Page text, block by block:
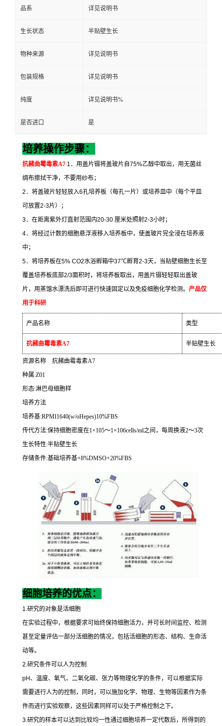
品系 详见说明书
生长状态 半贴壁生长
物种来源 详见说明书
包装规格 详见说明书
纯度 详见说明书%
是否进口 是
培养操作步骤：
抗赭曲霉毒素A7 1 ．用盖片镊将盖玻片自75%乙醇中取出，用无菌丝
绸布擦拭干净，不要用纱布；
2 ．将盖玻片轻轻放入6孔培养板（每孔一片）或培养皿中（每个平皿
可放置2-3片）；
3．在距离紫外灯直射范围内20-30 厘米处照射2-3小时；
4．将经过计数的细胞悬浮液移入培养板中，使盖玻片完全浸在培养液
中；
5．将培养板在5% CO2水浴孵箱中37℃孵育2-3天，当贴壁细胞生长至
覆盖培养板底部2/3面积时，将培养板取出，用盖片镊轻轻取出盖玻
片，用蒸馏水漂洗后即可进行快速固定以及免疫细胞化学检测。 产品仅
用于科研
产品名称 类型
抗赭曲霉毒素A7 半贴壁生长
资源名称 抗赭曲霉毒素A7
种属:Z01
形态:淋巴母细胞样
培养方法
培养基:RPMI1640(w/oHepes)10%FBS
传代方法:保持细胞密度在1×105～1×106cells/ml之间，每周换液2～3次
生长特性:半贴壁生长
存储条件:基础培养基+8%DMSO+20%FBS
细胞培养的优点：
1.研究的对象是活细胞
在实验过程中，根据要求可始终保持细胞活力，并可长时间监控、检测
甚至定量评估一部分活细胞的情况，包括活细胞的形态、结构、生命活
动等。
2.研究条件可以人为控制
pH、温度、氧气、二氧化碳、张力等物理化学的条件，可以根据实际
需要进行人为的控制，同时，可以施加化学、物理、生物等因素作为条
件而进行实验观察，这些因素同样可以处于严格控制之下。
3.研究的样本可以达到比较均一性通过细胞培养一定代数后，所得到的